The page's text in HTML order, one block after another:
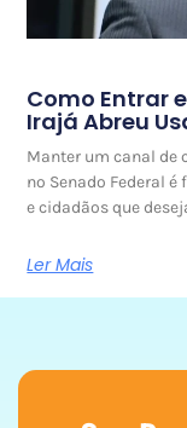
Como Entrar
Irajá Abreu
Manter um canal de
no Senado Federal
e cidadãos que
Ler Mais